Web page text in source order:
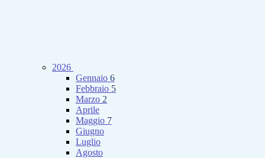
2026
Gennaio 6
Febbraio 5
Marzo 2
Aprile
Maggio 7
Giugno
Luglio
Agosto